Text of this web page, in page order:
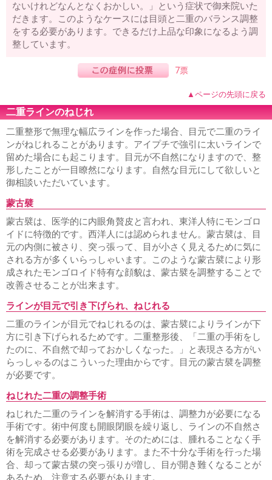
ないけれどなんとなくおかしい。」という症状で御来院いた
だきます。このようなケースには目頭と二重のバランス調整
をする必要があります。できるだけ上品な印象になるよう調
整しています。
7票
▲ページの先頭に戻る
二重ラインのねじれ
二重整形で無理な幅広ラインを作った場合、目元で二重のライ
ンがねじれることがあります。アイプチで強引に太いラインで
留めた場合にも起こります。目元が不自然になりますので、整
形したことが一目瞭然になります。自然な目元にして欲しいと
御相談いただいています。
蒙古襞
蒙古襞は、医学的に内眼角贅皮と言われ、東洋人特にモンゴロ
イドに特徴的です。西洋人には認められません。蒙古襞は、目
元の内側に被さり、突っ張って、目が小さく見えるために気に
される方が多くいらっしゃいます。このような蒙古襞により形
成されたモンゴロイド特有な顔貌は、蒙古襞を調整することで
改善させることが出来ます。
ラインが目元で引き下げられ、ねじれる
二重のラインが目元でねじれるのは、蒙古襞によりラインが下
方に引き下げられるためです。二重整形後、「二重の手術をし
たのに、不自然で却っておかしくなった。」と表現さる方がい
らっしゃるのはこういった理由からです。目元の蒙古襞を調整
が必要です。
ねじれた二重の調整手術
ねじれた二重のラインを解消する手術は、調整力が必要になる
手術です。術中何度も開眼閉眼を繰り返し、ラインの不自然さ
を解消する必要があります。そのためには、腫れることなく手
術を完成させる必要があります。また不十分な手術を行った場
合、却って蒙古襞の突っ張りが増し、目が開き難くなることが
あるため、注意する必要があります。